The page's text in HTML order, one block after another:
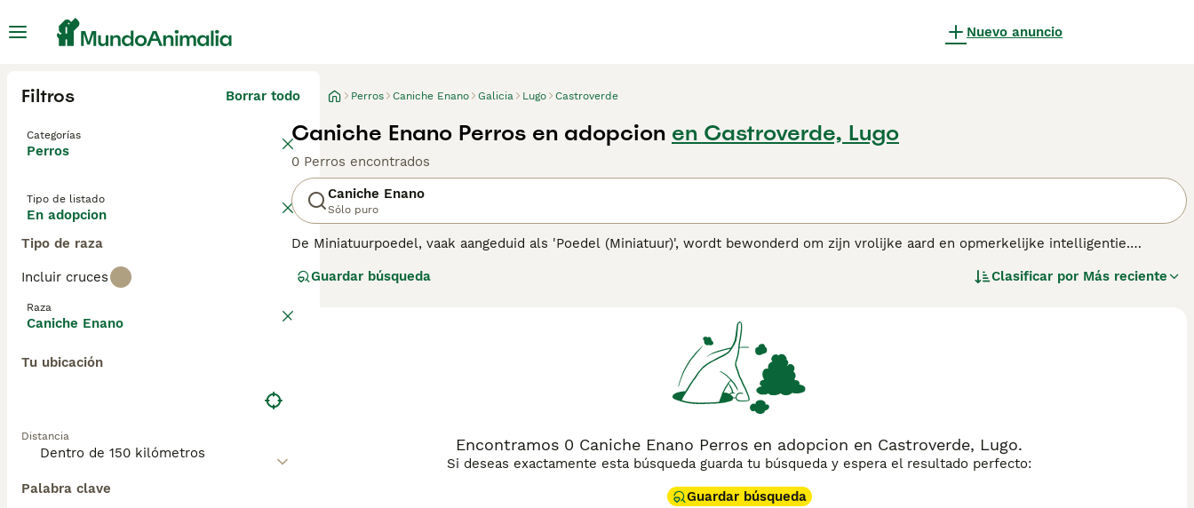
Nuevo anuncio
Filtros Borrar todo
Categorías
Perros
Tipo de listado
En adopcion
Tipo de raza
Incluir cruces
Raza
Caniche Enano
Tu ubicación
Distancia
Palabra clave
Perros Caniche Enano Galicia Lugo Castroverde
Caniche Enano Perros en adopcion en Castroverde, Lugo
0 Perros encontrados
Caniche Enano
Sólo puro
De Miniatuurpoedel, vaak aangeduid als 'Poedel (Miniatuur)', wordt bewonderd om zijn vrolijke aard en opmerkelijke intelligentie.
ze uitstekende metgezellen en betrouwbare therapiehonden zijn. Miniatuurpoedels hebben een hypoallergene, gekrulde of getufte vacht
maakt voor huisdiereigenaren met allergieën. Poedels staan bekend om hun sociale, trainbare aard, en het Miniatuur subtype vormt
hierop geen uitzondering. Met consistente mentale stimulatie, lichaamsbeweging en sociale interactie, tonen ze een evenwichtig
temperament dat geschikt is voor zowel gezinnen als individuen.
Guardar búsqueda Clasificar por Más reciente
Encontramos 0 Caniche Enano Perros en adopcion en Castroverde, Lugo.
Si deseas exactamente esta búsqueda guarda tu búsqueda y espera el resultado perfecto:
Guardar búsqueda